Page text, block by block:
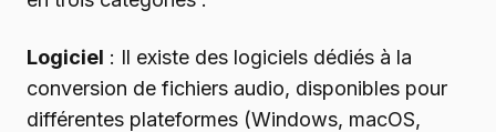
Logiciel : Il existe des logiciels dédiés à la
conversion de fichiers audio, disponibles pour
différentes plateformes (Windows, macOS,